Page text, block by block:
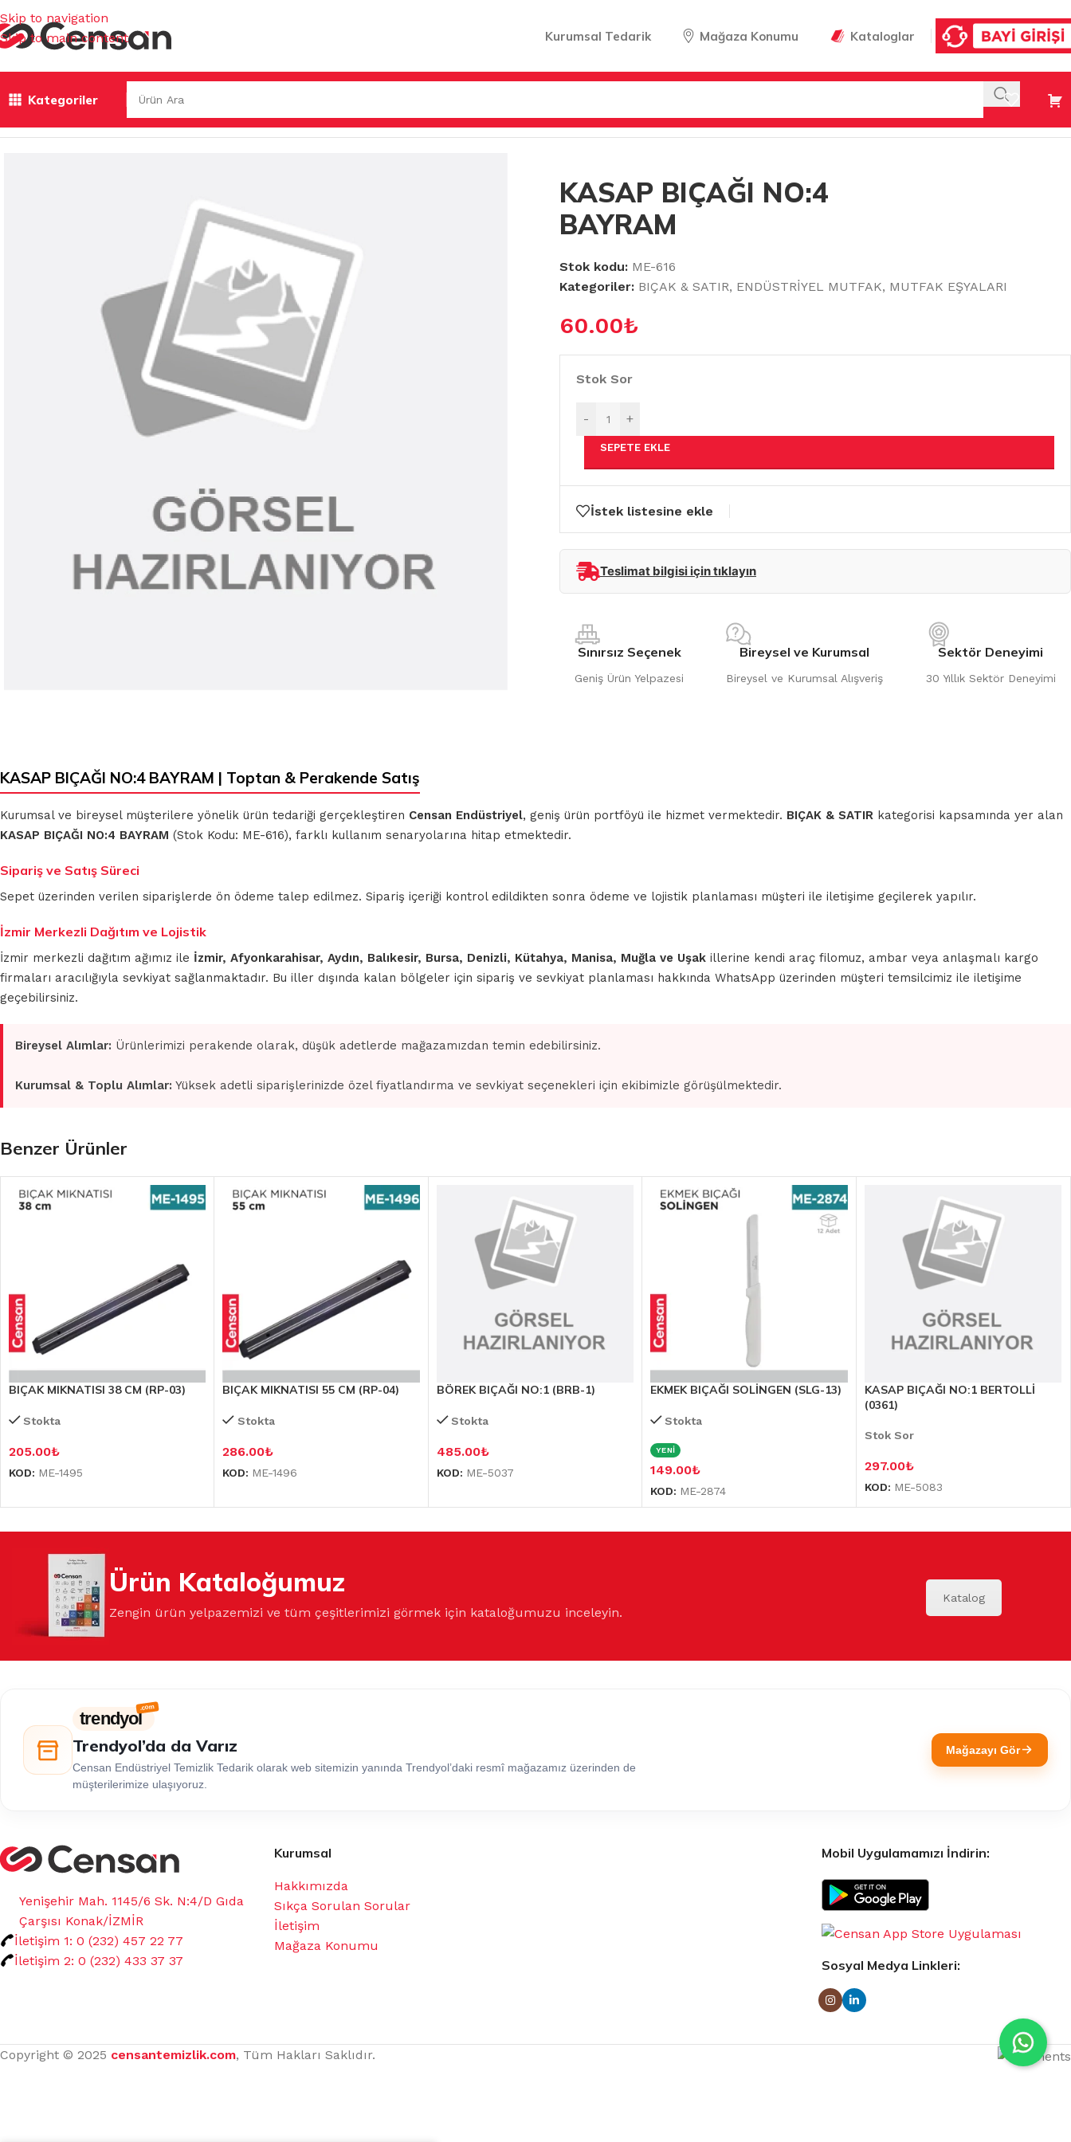
Skip to navigation
Skip to main content
Kurumsal Tedarik Mağaza Konumu Kataloglar
Kategoriler
BEZLER
MUHTELİF
TEMİZLİK
BEZLERİ
TEMİZLİK
MİKROFİBER
OTO GRUBU
MUTFAK EŞYALARI/ENDÜSTRİYEL MUTFAK/BIÇAK & SATIR/KASAP BIÇAĞI NO:4 BAYRAM
KASAP BIÇAĞI NO:4
BAYRAM
Stok kodu: ME-616
Kategoriler: BIÇAK & SATIR, ENDÜSTRİYEL MUTFAK, MUTFAK EŞYALARI
60.00₺
Stok Sor
- +
SEPETE EKLE
İstek listesine ekle
Teslimat bilgisi için tıklayın
Sınırsız Seçenek
Geniş Ürün Yelpazesi
Bireysel ve Kurumsal
Bireysel ve Kurumsal Alışveriş
Sektör Deneyimi
30 Yıllık Sektör Deneyimi
KASAP BIÇAĞI NO:4 BAYRAM | Toptan & Perakende Satış
Kurumsal ve bireysel müşterilere yönelik ürün tedariği gerçekleştiren Censan Endüstriyel, geniş ürün portföyü ile hizmet vermektedir. BIÇAK & SATIR kategorisi kapsamında yer alan
KASAP BIÇAĞI NO:4 BAYRAM (Stok Kodu: ME-616), farklı kullanım senaryolarına hitap etmektedir.
Sipariş ve Satış Süreci
Sepet üzerinden verilen siparişlerde ön ödeme talep edilmez. Sipariş içeriği kontrol edildikten sonra ödeme ve lojistik planlaması müşteri ile iletişime geçilerek yapılır.
İzmir Merkezli Dağıtım ve Lojistik
İzmir merkezli dağıtım ağımız ile İzmir, Afyonkarahisar, Aydın, Balıkesir, Bursa, Denizli, Kütahya, Manisa, Muğla ve Uşak illerine kendi araç filomuz, ambar veya anlaşmalı kargo
firmaları aracılığıyla sevkiyat sağlanmaktadır. Bu iller dışında kalan bölgeler için sipariş ve sevkiyat planlaması hakkında WhatsApp üzerinden müşteri temsilcimiz ile iletişime
geçebilirsiniz.
Bireysel Alımlar: Ürünlerimizi perakende olarak, düşük adetlerde mağazamızdan temin edebilirsiniz.
Kurumsal & Toplu Alımlar: Yüksek adetli siparişlerinizde özel fiyatlandırma ve sevkiyat seçenekleri için ekibimizle görüşülmektedir.
Benzer Ürünler
BIÇAK MIKNATISI 38 CM (RP-03)
Stokta
205.00₺
KOD: ME-1495
BIÇAK MIKNATISI 55 CM (RP-04)
Stokta
286.00₺
KOD: ME-1496
BÖREK BIÇAĞI NO:1 (BRB-1)
Stokta
485.00₺
KOD: ME-5037
EKMEK BIÇAĞI SOLİNGEN (SLG-13)
Stokta
YENİ
149.00₺
KOD: ME-2874
KASAP BIÇAĞI NO:1 BERTOLLİ
(0361)
Stok Sor
297.00₺
KOD: ME-5083
Ürün Kataloğumuz
Zengin ürün yelpazemizi ve tüm çeşitlerimizi görmek için kataloğumuzu inceleyin.
Katalog
trendyol
Trendyol’da da Varız
Censan Endüstriyel Temizlik Tedarik olarak web sitemizin yanında Trendyol’daki resmî mağazamız üzerinden de
müşterilerimize ulaşıyoruz.
Mağazayı Gör
Yenişehir Mah. 1145/6 Sk. N:4/D Gıda
Çarşısı Konak/İZMİR
İletişim 1: 0 (232) 457 22 77
İletişim 2: 0 (232) 433 37 37
Kurumsal
Hakkımızda
Sıkça Sorulan Sorular
İletişim
Mağaza Konumu
Mobil Uygulamamızı İndirin:
Sosyal Medya Linkleri:
Copyright © 2025 censantemizlik.com, Tüm Hakları Saklıdır.